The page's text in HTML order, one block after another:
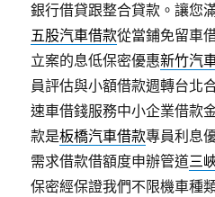
銀行借貸跟整合貸款。讓您
五股汽車借款從當鋪免留車
立案的息低保密優惠新竹汽
員評估與小額借款週轉台北
速車借錢服務中小企業借款
款是板橋汽車借款專員利息
需求借款借額度申辦管道三
保密經保證我們不限機車種